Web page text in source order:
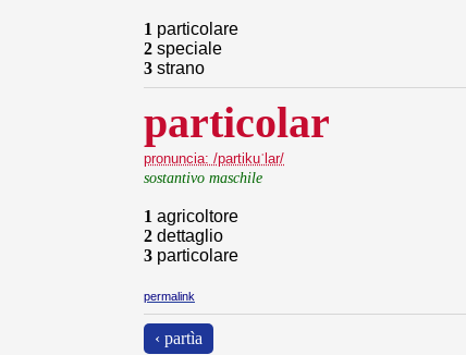
1 particolare
2 speciale
3 strano
particolar
pronuncia: /partikuˈlar/
sostantivo maschile
1 agricoltore
2 dettaglio
3 particolare
permalink
‹ partìa